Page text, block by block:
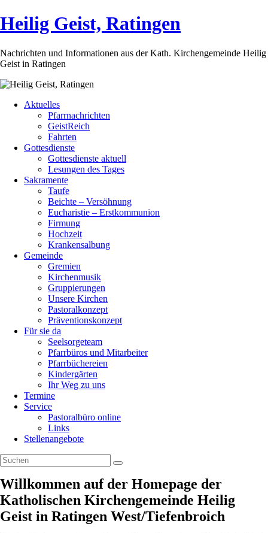
Heilig Geist, Ratingen
Nachrichten und Informationen aus der Kath. Kirchengemeinde Heilig
Geist in Ratingen
Aktuelles
Pfarrnachrichten
GeistReich
Fahrten
Gottesdienste
Gottesdienste aktuell
Lesungen des Tages
Sakramente
Taufe
Beichte – Versöhnung
Eucharistie – Erstkommunion
Firmung
Hochzeit
Krankensalbung
Gemeinde
Gremien
Kirchenmusik
Gruppierungen
Unsere Kirchen
Pastoralkonzept
Präventionskonzept
Für sie da
Seelsorgeteam
Pfarrbüros und Mitarbeiter
Pfarrbüchereien
Kindergärten
Ihr Weg zu uns
Termine
Service
Pastoralbüro online
Links
Stellenangebote
Willkommen auf der Homepage der
Katholischen Kirchengemeinde Heilig
Geist in Ratingen West/Tiefenbroich